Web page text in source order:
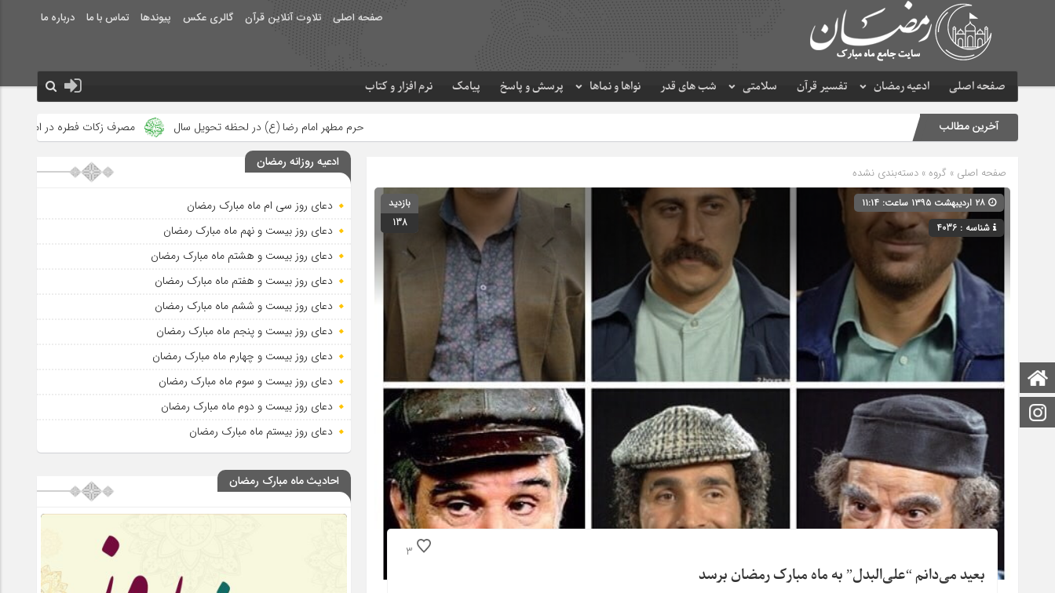
صفحه اصلی تلاوت آنلاین قرآن گالری عکس پیوندها تماس با ما درباره ما
صفحه اصلی ادعیه رمضان تفسیر قرآن سلامتی شب های قدر نواها و نماها پرسش و پاسخ پیامک نرم افزار و کتاب
صفحه اصلی
اینستاگرام
آخرین مطالب حرم مطهر امام رضا (ع) در لحظه تحویل سال مصرف زکات فطره در امور فرهنگی جلوه‌های
صفحه اصلی » گروه » دسته‌بندی نشده
شناسه : 4036
بازدید
138
3
بعید می‌دانم “علی‌البدل” به ماه مبارک رمضان برسد
ادعیه روزانه رمضان
دعای روز سی ام ماه مبارک رمضان
دعای روز بیست و نهم ماه مبارک رمضان
دعای روز بیست و هشتم ماه مبارک رمضان
دعای روز بیست و هفتم ماه مبارک رمضان
دعای روز بیست و ششم ماه مبارک رمضان
دعای روز بیست و پنجم ماه مبارک رمضان
دعای روز بیست و چهارم ماه مبارک رمضان
دعای روز بیست و سوم ماه مبارک رمضان
دعای روز بیست و دوم ماه مبارک رمضان
دعای روز بیستم ماه مبارک رمضان
احادیث ماه مبارک رمضان